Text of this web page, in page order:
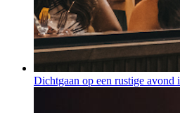
Dichtgaan op een rustige avond